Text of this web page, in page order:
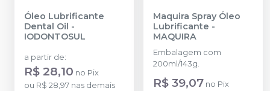
Óleo Lubrificante
Dental Oil -
IODONTOSUL
a partir de:
R$ 28,10 no Pix
ou R$ 28,97 nas demais
Maquira Spray Óleo
Lubrificante -
MAQUIRA
Embalagem com
200ml/143g.
R$ 39,07 no Pix